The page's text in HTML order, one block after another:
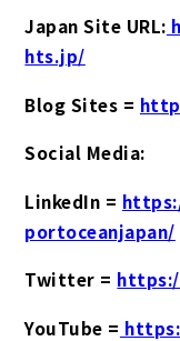
Japan Site URL:
hts.jp/
Blog Sites =
Social Media:
LinkedIn =
portoceanjapan/
Twitter =
YouTube =